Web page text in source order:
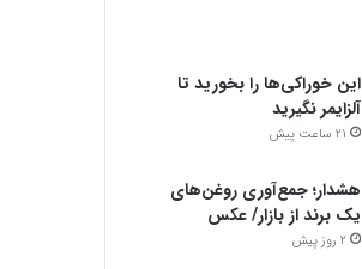
این خوراکی‌ها را بخورید تا
آلزایمر نگیرید
21 ساعت پیش
هشدار؛ جمع‌آوری روغن‌های
یک برند از بازار/ عکس
2 روز پیش